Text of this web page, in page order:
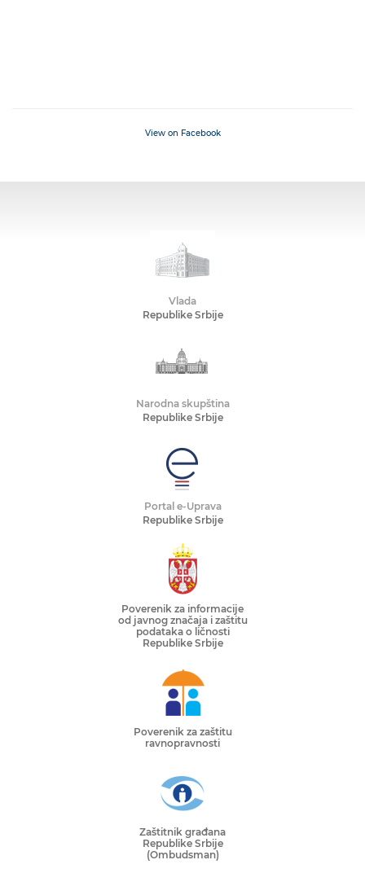
View on Facebook
Vlada
Republike Srbije
Narodna skupština
Republike Srbije
Portal e-Uprava
Republike Srbije
Poverenik za informacije
od javnog značaja i zaštitu
podataka o ličnosti
Republike Srbije
Poverenik za zaštitu
ravnopravnosti
Zaštitnik građana
Republike Srbije
(Ombudsman)